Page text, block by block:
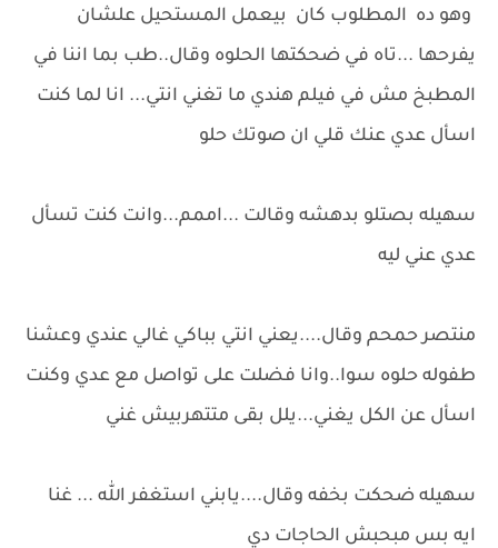
وهو ده المطلوب كان بيعمل المستحيل علشان
يفرحها ...تاه في ضحكتها الحلوه وقال..طب بما اننا في
المطبخ مش في فيلم هندي ما تغني انتي... انا لما كنت
اسأل عدي عنك قلي ان صوتك حلو
سهيله بصتلو بدهشه وقالت ...اممم...وانت كنت تسأل
عدي عني ليه
منتصر حمحم وقال....يعني انتي بباكي غالي عندي وعشنا
طفوله حلوه سوا..وانا فضلت على تواصل مع عدي وكنت
اسأل عن الكل يغني...يلل بقى متتهربيش غني
سهيله ضحكت بخفه وقال....يابني استغفر الله ... غنا
ايه بس مبحبش الحاجات دي